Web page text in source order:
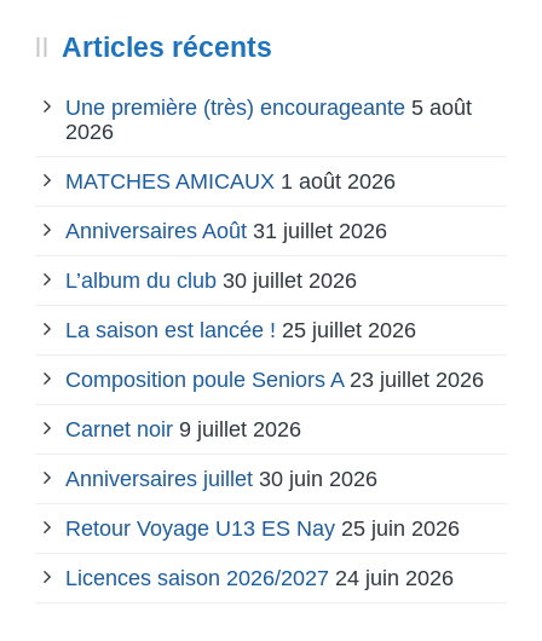
Articles récents
Une première (très) encourageante 5 août
2026
MATCHES AMICAUX 1 août 2026
Anniversaires Août 31 juillet 2026
L’album du club 30 juillet 2026
La saison est lancée ! 25 juillet 2026
Composition poule Seniors A 23 juillet 2026
Carnet noir 9 juillet 2026
Anniversaires juillet 30 juin 2026
Retour Voyage U13 ES Nay 25 juin 2026
Licences saison 2026/2027 24 juin 2026